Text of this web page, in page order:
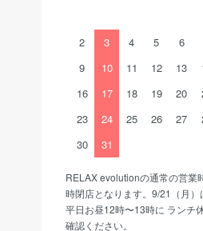
2
3 4 5 6
9
10 11 12 13
16
17 18 19 20
23
24 25 26 27
30
31
RELAX evolutionの通常の営業
時閉店となります。9/21（月）
平日お昼12時〜13時に ランチ
確認ください。